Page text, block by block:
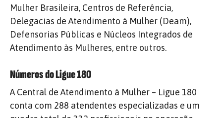
Mulher Brasileira, Centros de Referência,
Delegacias de Atendimento à Mulher (Deam),
Defensorias Públicas e Núcleos Integrados de
Atendimento às Mulheres, entre outros.
Números do Ligue 180
A Central de Atendimento à Mulher – Ligue 180
conta com 288 atendentes especializadas e um